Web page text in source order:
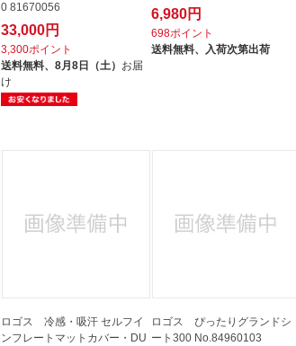
0 81670056
33,000円
3,300ポイント
送料無料、8月8日（土） お届
け
6,980円
698ポイント
送料無料、 入荷次第出荷
ロゴス 冷感・吸汗 セルフイ
ンフレートマットカバー・DU
ロゴス ぴったりグランドシ
ート300 No.84960103